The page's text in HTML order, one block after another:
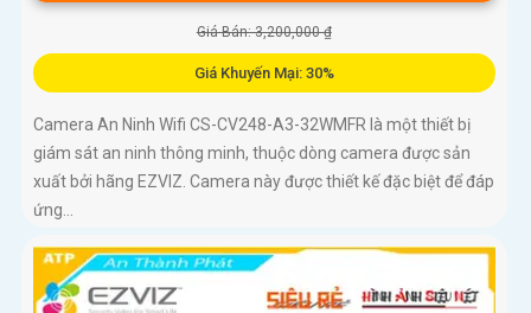
Giá Bán: 3,200,000 ₫
Giá Khuyến Mại: 30%
Camera An Ninh Wifi CS-CV248-A3-32WMFR là một thiết bị
giám sát an ninh thông minh, thuộc dòng camera được sản
xuất bởi hãng EZVIZ. Camera này được thiết kế đặc biệt để đáp
ứng...